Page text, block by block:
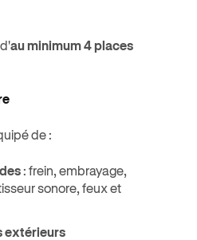
au minimum 4 places
de :
: frein, embrayage,
sonore, feux et
extérieurs